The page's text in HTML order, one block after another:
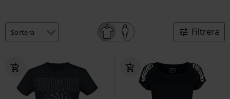
Alternativt
Mode
Filtrera